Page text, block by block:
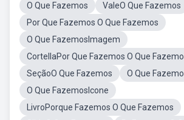
O Que Fazemos
ValeO Que Fazemos
Por Que Fazemos O Que Fazemos
O Que FazemosImagem
CortellaPor Que Fazemos O Que
SeçãoO Que Fazemos
O Que
O Que FazemosIcone
LivroPorque Fazemos O Que Fazemos